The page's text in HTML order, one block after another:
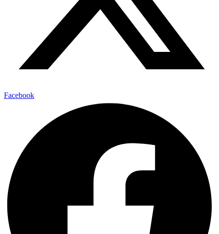
Facebook